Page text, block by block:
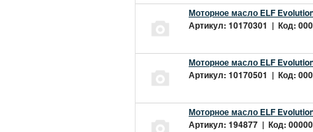
Моторное масло ELF
Артикул: 10170301 | Код:
Моторное масло ELF
Артикул: 10170501 | Код:
Моторное масло ELF
Артикул: 194877 | Код: